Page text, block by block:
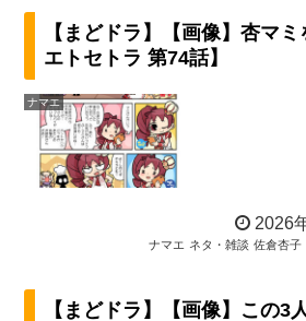
【まどドラ】【画像】杏マ
エトセトラ 第74話】
ナマエ
2026
ナマエ ネタ・雑談 佐倉杏子
【まどドラ】【画像】この3